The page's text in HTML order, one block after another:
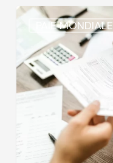
des
équipes
et
financières
PAIE MONDIALE
Comment
déclaration
d’impôts
complet